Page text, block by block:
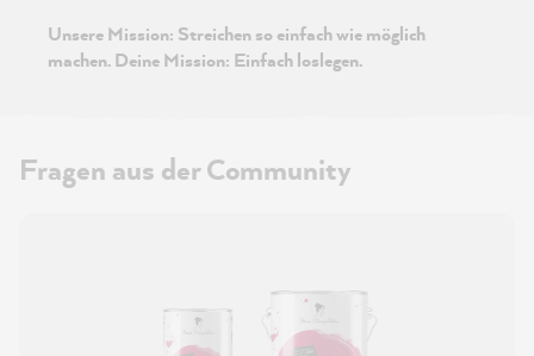
Unsere Mission: Streichen so einfach wie möglich
machen. Deine Mission: Einfach loslegen.
Fragen aus der Community